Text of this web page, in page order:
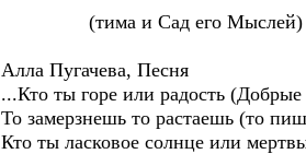
(тима и Сад его Мыслей)
Алла Пугачева, Песня
...Кто ты горе или радость
То замерзнешь то растаешь (то
Кто ты ласковое солнце или